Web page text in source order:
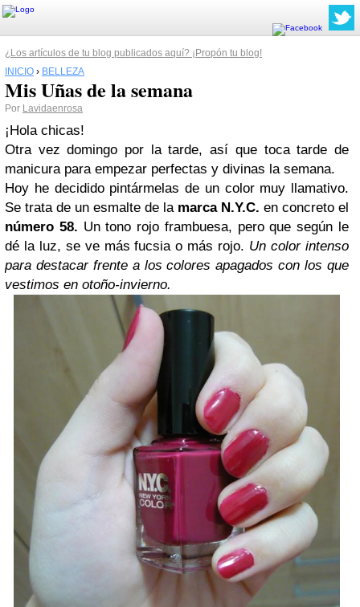
¿Los artículos de tu blog publicados aquí? ¡Propón tu blog!
INICIO › BELLEZA
Mis Uñas de la semana
Por Lavidaenrosa
¡Hola chicas!
Otra vez domingo por la tarde, así que toca tarde de
manicura para empezar perfectas y divinas la semana.
Hoy he decidido pintármelas de un color muy llamativo.
Se trata de un esmalte de la marca N.Y.C. en concreto el
número 58. Un tono rojo frambuesa, pero que según le
dé la luz, se ve más fucsia o más rojo. Un color intenso
para destacar frente a los colores apagados con los que
vestimos en otoño-invierno.